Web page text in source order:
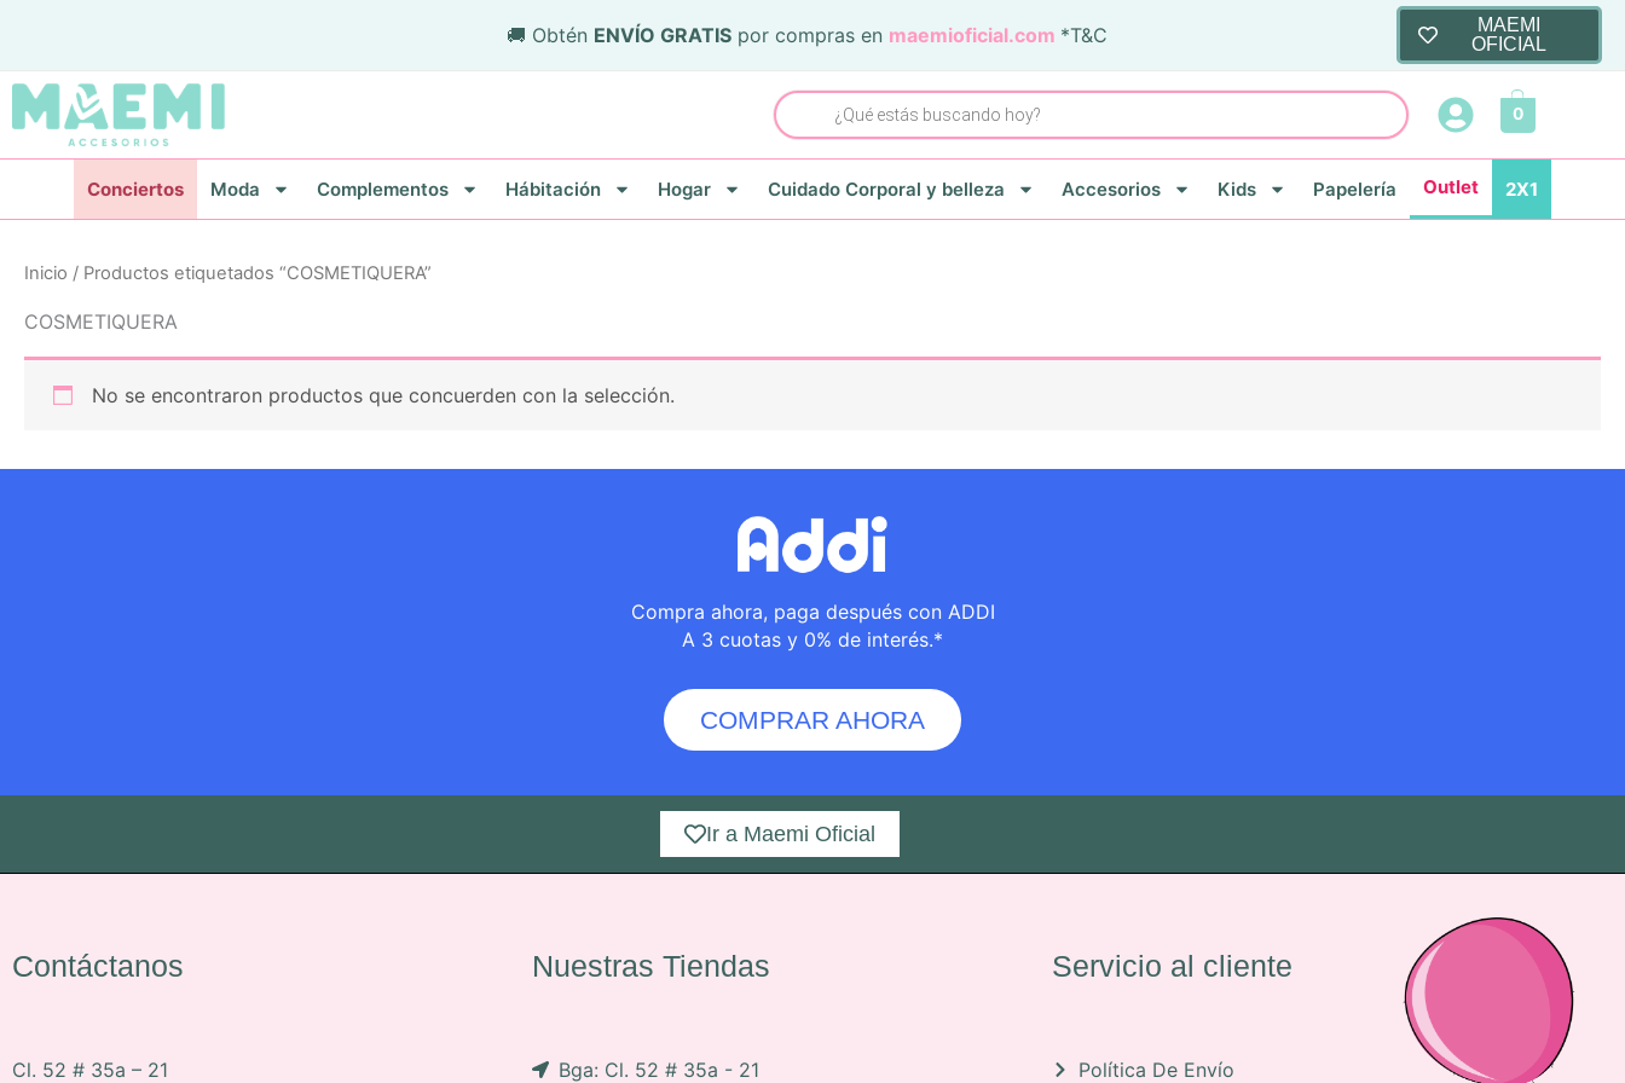
contenido
🚚 Obtén ENVÍO GRATIS por compras en maemioficial.com *T&C
MAEMI
OFICIAL
Búsqueda
de
productos
0
Conciertos Moda Complementos Hábitación Hogar Cuidado Corporal y belleza Accesorios Kids Papelería Outlet 2X1
Inicio / Productos etiquetados “COSMETIQUERA”
COSMETIQUERA
No se encontraron productos que concuerden con la selección.
Compra ahora, paga después con ADDI
A 3 cuotas y 0% de interés.*
COMPRAR AHORA
Ir a Maemi Oficial
Contáctanos
Cl. 52 # 35a – 21
Nuestras Tiendas
Bga: Cl. 52 # 35a - 21
Servicio al cliente
Política De Envío